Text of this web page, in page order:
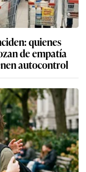
quienes
de empatía
autocontrol